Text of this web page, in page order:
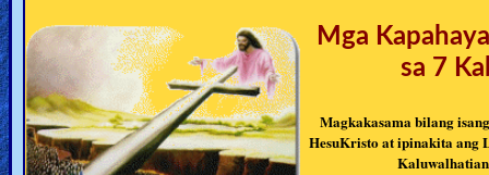
🎞
Christian
Netflix
Mga
sa 7
Magkakasama bilang
HesuKristo at ipinakita ang